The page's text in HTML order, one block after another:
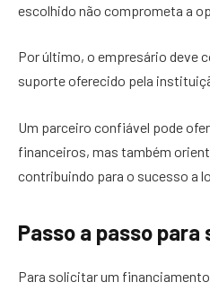
escolhido não comprometa a
Por último, o empresário deve
suporte oferecido pela
Um parceiro confiável pode
financeiros, mas também
contribuindo para o sucesso a
Passo a passo
Para solicitar um